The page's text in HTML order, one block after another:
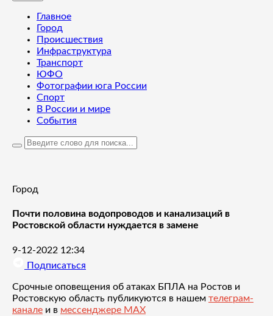
Главное
Город
Происшествия
Инфраструктура
Транспорт
ЮФО
Фотографии юга России
Спорт
В России и мире
События
Город
Почти половина водопроводов и канализаций в
Ростовской области нуждается в замене
9-12-2022 12:34
Подписаться
Срочные оповещения об атаках БПЛА на Ростов и
Ростовскую область публикуются в нашем телеграм-
канале и в мессенджере MAX